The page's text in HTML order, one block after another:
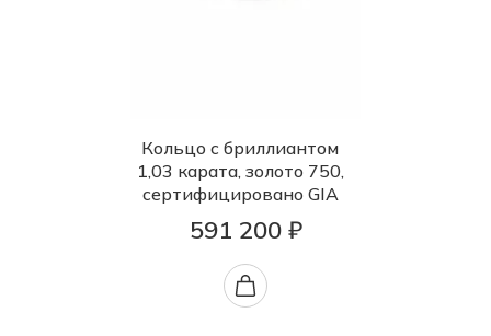
Кольцо с бриллиантом
1,03 карата, золото 750,
сертифицировано GIA
591 200 ₽